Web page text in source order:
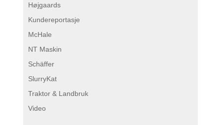
Højgaards
Kundereportasje
McHale
NT Maskin
Schäffer
SlurryKat
Traktor & Landbruk
Video